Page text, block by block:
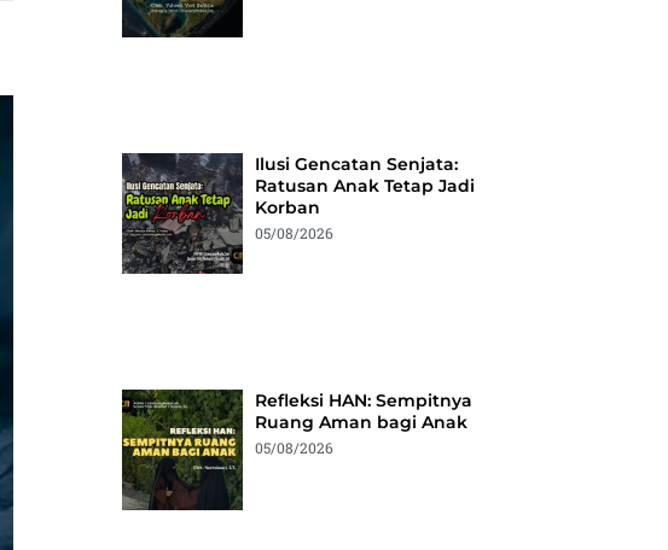
Ilusi Gencatan Senjata:
Ratusan Anak Tetap Jadi
Korban
05/08/2026
Refleksi HAN: Sempitnya
Ruang Aman bagi Anak
05/08/2026